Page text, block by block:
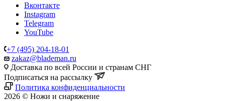
Вконтакте
Instagram
Telegram
YouTube
+7 (495) 204-18-01
zakaz@blademan.ru
Доставка по всей России и странам СНГ
Подписаться на рассылку
Политика конфиденциальности
2026 © Ножи и снаряжение